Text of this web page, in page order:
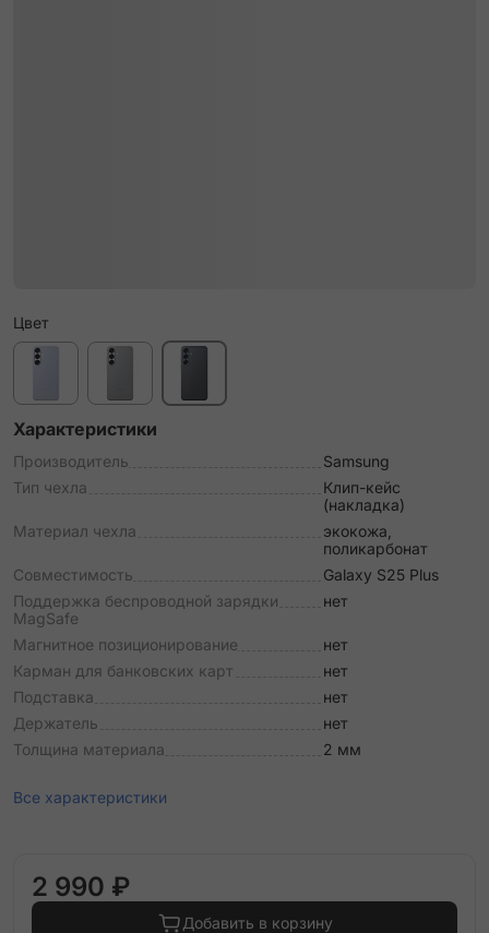
Цвет
Характеристики
Производитель
Samsung
Тип чехла
Клип-кейс
(накладка)
Материал чехла
экокожа,
поликарбонат
Совместимость
Galaxy S25 Plus
Поддержка беспроводной зарядки
MagSafe
нет
Магнитное позиционирование
нет
Карман для банковских карт
нет
Подставка
нет
Держатель
нет
Толщина материала
2 мм
Все характеристики
2 990 ₽
Добавить в корзину